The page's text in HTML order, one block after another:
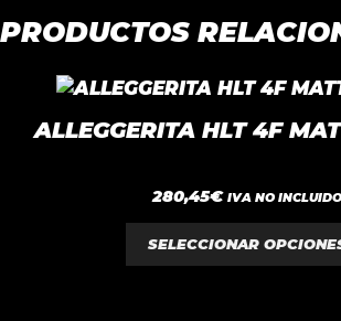
PRODUCTOS
ALLEGGERITA HLT 4F
0
d
e
5
280,45€ IVA NO INCLUIDO
SELECCIONAR
tiene